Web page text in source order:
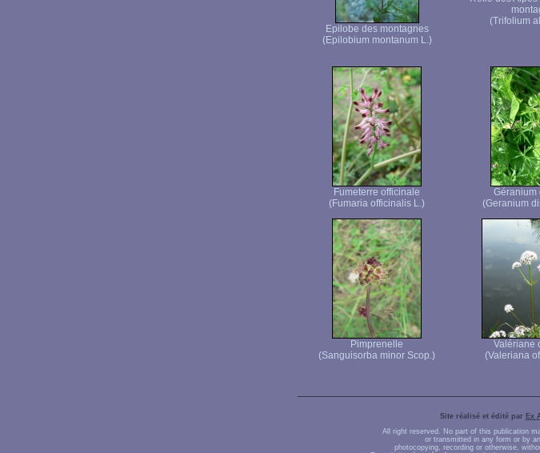
Epilobe des montagnes
(Epilobium montanum L.)
(Trifolium
Fumeterre officinale
(Fumaria officinalis L.)
Géranium
(Geranium
Pimprenelle
(Sanguisorba minor Scop.)
Valériane
(Valeriana
Site réalisé et édité par Ex
All right reserved. No part of this publication
or transmitted in any form or by
photocopying, recording or otherwise,